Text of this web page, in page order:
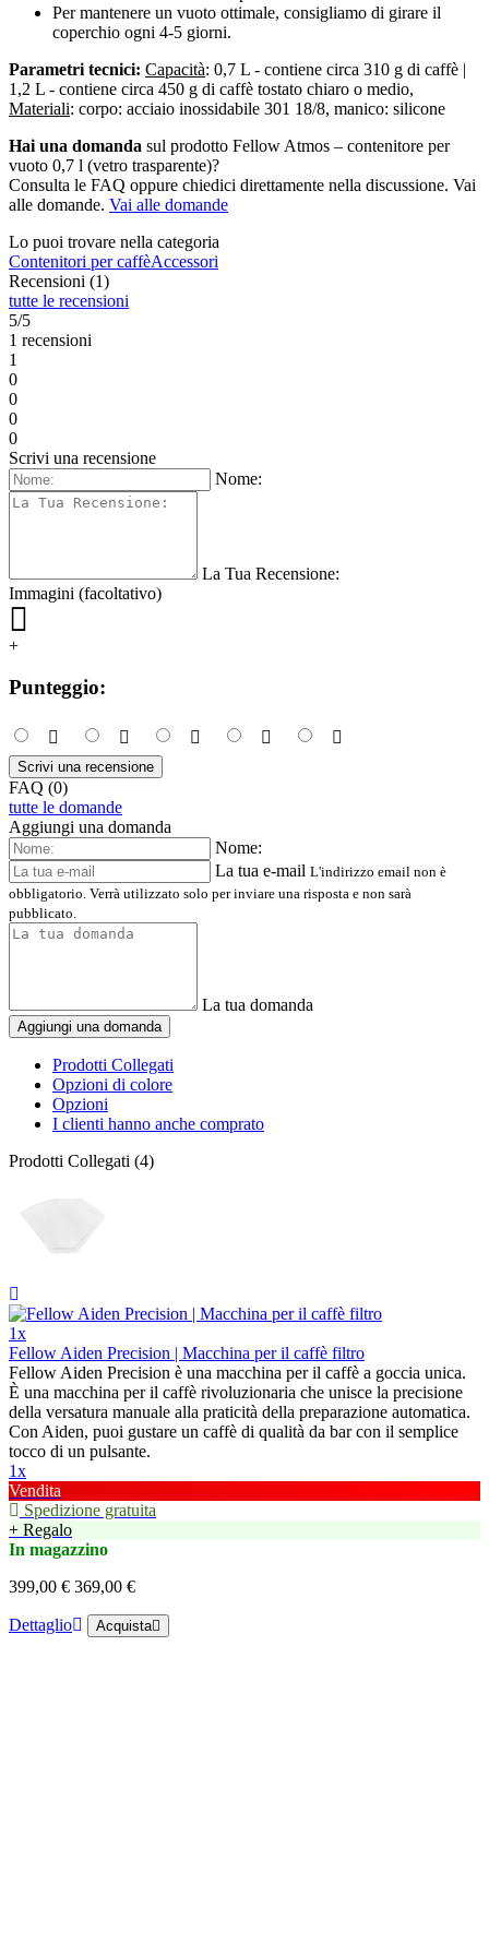
Per mantenere un vuoto ottimale, consigliamo di girare il
coperchio ogni 4-5 giorni.
Parametri tecnici: Capacità: 0,7 L - contiene circa 310 g di caffè |
1,2 L - contiene circa 450 g di caffè tostato chiaro o medio,
Materiali: corpo: acciaio inossidabile 301 18/8, manico: silicone
Hai una domanda sul prodotto Fellow Atmos – contenitore per
vuoto 0,7 l (vetro trasparente)?
Consulta le FAQ oppure chiedici direttamente nella discussione. Vai
alle domande. Vai alle domande
Lo puoi trovare nella categoria
Contenitori per caffèAccessori
Recensioni (1)
tutte le recensioni
5/5
1 recensioni
1
0
0
0
0
Scrivi una recensione
Nome:
La Tua Recensione:
Immagini (facoltativo)
+
Punteggio:
Scrivi una recensione
FAQ (0)
tutte le domande
Aggiungi una domanda
Nome:
La tua e-mail L'indirizzo email non è
obbligatorio. Verrà utilizzato solo per inviare una risposta e non sarà
pubblicato.
La tua domanda
Aggiungi una domanda
Prodotti Collegati
Opzioni di colore
Opzioni
I clienti hanno anche comprato
Prodotti Collegati (4)
1x
Fellow Aiden Precision | Macchina per il caffè filtro
Fellow Aiden Precision è una macchina per il caffè a goccia unica.
È una macchina per il caffè rivoluzionaria che unisce la precisione
della versatura manuale alla praticità della preparazione automatica.
Con Aiden, puoi gustare un caffè di qualità da bar con il semplice
tocco di un pulsante.
1x
Vendita
Spedizione gratuita
+ Regalo
In magazzino
399,00 € 369,00 €
Dettaglio Acquista